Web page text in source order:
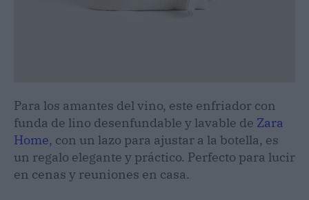
Para los amantes del vino, este enfriador con
funda de lino desenfundable y lavable de Zara
Home, con un lazo para ajustar a la botella, es
un regalo elegante y práctico. Perfecto para lucir
en cenas y reuniones en casa.